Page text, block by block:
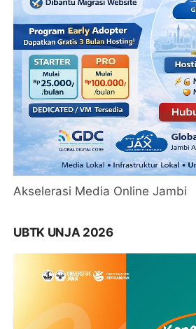
Akselerasi Media Online Jambi
UBTK UNJA 2026